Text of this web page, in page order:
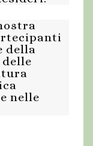
della
nelle